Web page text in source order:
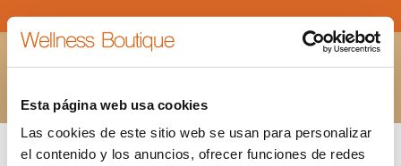
Esta página web usa cookies
Las cookies de este sitio web se usan para personalizar
el contenido y los anuncios, ofrecer funciones de redes
FLORES